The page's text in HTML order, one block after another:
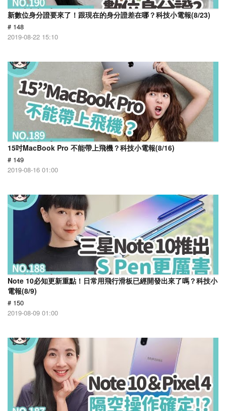
新數位身分證要來了！跟現在的身分證差在哪？科技小電報(8/23)
# 148
2019-08-22 15:10
15吋MacBook Pro 不能帶上飛機？科技小電報(8/16)
# 149
2019-08-16 01:00
Note 10必知更新重點！日常用飛行滑板已經開發出來了嗎？科技小
電報(8/9)
# 150
2019-08-09 01:00